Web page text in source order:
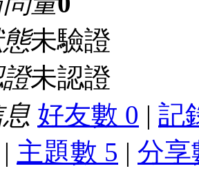
未驗證
未認證
好友數 0 | 記
| 主題數 5 | 分享